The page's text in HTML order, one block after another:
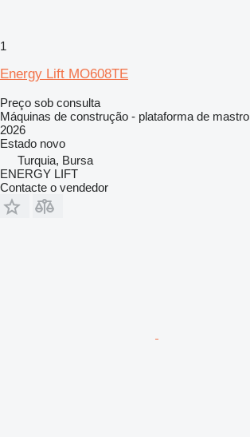
1
Energy Lift MO608TE
Preço sob consulta
Máquinas de construção - plataforma de mastro
2026
Estado novo
Turquia, Bursa
ENERGY LIFT
Contacte o vendedor